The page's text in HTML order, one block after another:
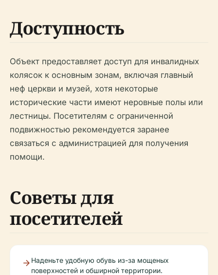
Доступность
Объект предоставляет доступ для инвалидных
колясок к основным зонам, включая главный
неф церкви и музей, хотя некоторые
исторические части имеют неровные полы или
лестницы. Посетителям с ограниченной
подвижностью рекомендуется заранее
связаться с администрацией для получения
помощи.
Советы для
посетителей
Наденьте удобную обувь из-за мощеных
поверхностей и обширной территории.